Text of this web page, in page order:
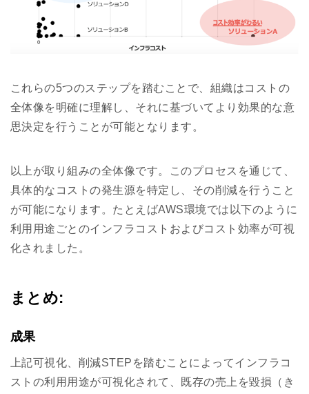
これらの5つのステップを踏むことで、組織はコストの
全体像を明確に理解し、それに基づいてより効果的な意
思決定を行うことが可能となります。
以上が取り組みの全体像です。このプロセスを通じて、
具体的なコストの発生源を特定し、その削減を行うこと
が可能になります。たとえばAWS環境では以下のように
利用用途ごとのインフラコストおよびコスト効率が可視
化されました。
まとめ:
成果
上記可視化、削減STEPを踏むことによってインフラコ
ストの利用用途が可視化されて、既存の売上を毀損（き